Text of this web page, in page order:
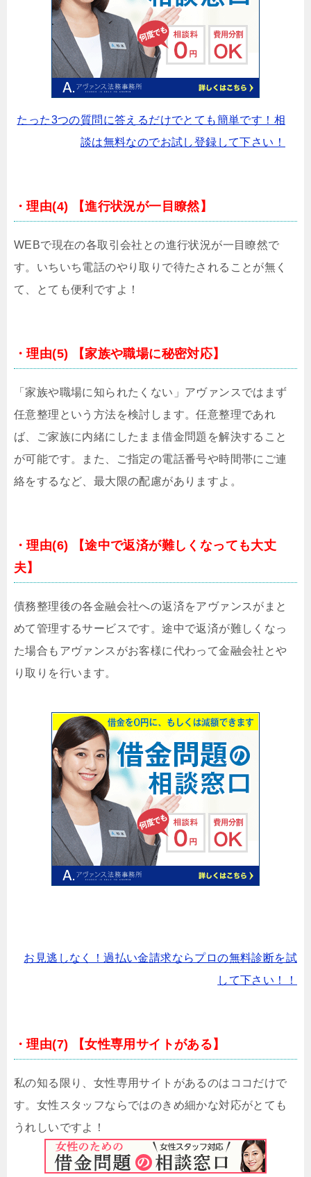
たった3つの質問に答えるだけでとても簡単です！相
談は無料なのでお試し登録して下さい！
・理由(4) 【進行状況が一目瞭然】
WEBで現在の各取引会社との進行状況が一目瞭然で
す。いちいち電話のやり取りで待たされることが無く
て、とても便利ですよ！
・理由(5) 【家族や職場に秘密対応】
「家族や職場に知られたくない」アヴァンスではまず
任意整理という方法を検討します。任意整理であれ
ば、ご家族に内緒にしたまま借金問題を解決すること
が可能です。また、ご指定の電話番号や時間帯にご連
絡をするなど、最大限の配慮がありますよ。
・理由(6) 【途中で返済が難しくなっても大丈
夫】
債務整理後の各金融会社への返済をアヴァンスがまと
めて管理するサービスです。途中で返済が難しくなっ
た場合もアヴァンスがお客様に代わって金融会社とや
り取りを行います。
お見逃しなく！過払い金請求ならプロの無料診断を試
して下さい！！
・理由(7) 【女性専用サイトがある】
私の知る限り、女性専用サイトがあるのはココだけで
す。女性スタッフならではのきめ細かな対応がとても
うれしいですよ！